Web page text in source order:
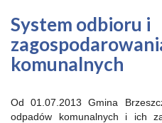
System odbioru i
komunalnych
Od 01.07.2013 Gmina
odpadów komunalnych i ich